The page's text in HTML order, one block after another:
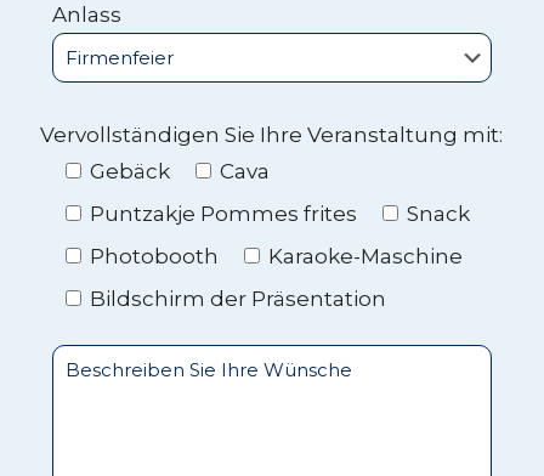
Anlass
Vervollständigen Sie Ihre Veranstaltung mit:
Gebäck
Cava
Puntzakje Pommes frites
Snack
Photobooth
Karaoke-Maschine
Bildschirm der Präsentation